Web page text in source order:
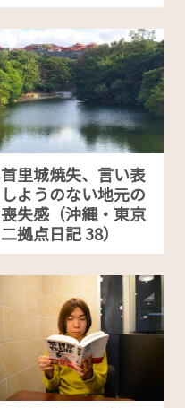
首里城焼失、言い表
しようのない地元の
喪失感（沖縄・東京
二拠点日記 38）